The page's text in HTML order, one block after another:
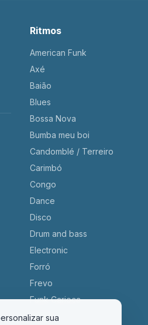
sua
Ritmos
American Funk
Axé
Baião
Blues
Bossa Nova
Bumba meu boi
Candomblé / Terreiro
Carimbó
Congo
Dance
Disco
Drum and bass
Electronic
Forró
Frevo
Funk Carioca
Fusion